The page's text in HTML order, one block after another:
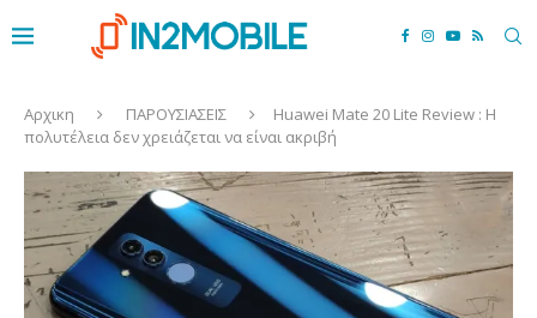
Αρχικη ΠΑΡΟΥΣΙΑΣΕΙΣ
Huawei Mate 20 Lite Review : Η
πολυτέλεια δεν χρειάζεται να είναι ακριβή